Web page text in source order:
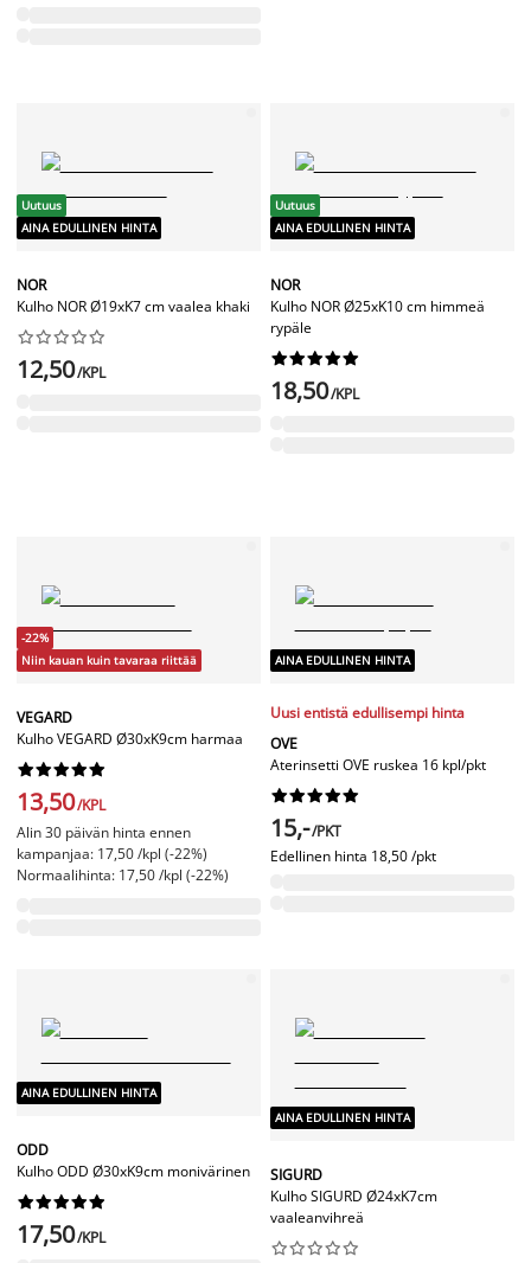
Uutuus
AINA EDULLINEN HINTA
NOR
Kulho NOR Ø19xK7 cm vaalea khaki






12,50/KPL
Uutuus
AINA EDULLINEN HINTA
NOR
Kulho NOR Ø25xK10 cm himmeä
rypäle






18,50/KPL
-22%
Niin kauan kuin tavaraa riittää
VEGARD
Kulho VEGARD Ø30xK9cm harmaa






13,50/KPL
Alin 30 päivän hinta ennen
kampanjaa: 17,50 /kpl (-22%)
Normaalihinta: 17,50 /kpl (-22%)
AINA EDULLINEN HINTA
Uusi entistä edullisempi hinta
OVE
Aterinsetti OVE ruskea 16 kpl/pkt






15,-/PKT
Edellinen hinta 18,50 /pkt
AINA EDULLINEN HINTA
ODD
Kulho ODD Ø30xK9cm monivärinen






17,50/KPL
AINA EDULLINEN HINTA
SIGURD
Kulho SIGURD Ø24xK7cm
vaaleanvihreä





